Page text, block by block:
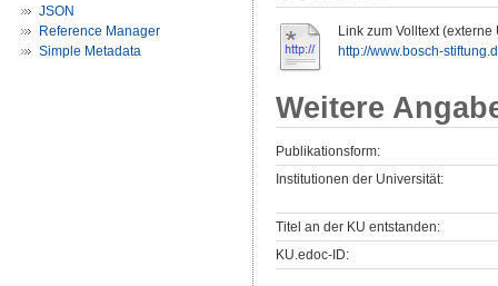
JSON
Reference Manager
Simple Metadata
Link zum Volltext (externe
http://www.bosch-
Weitere
Publikationsform:
Institutionen der Universität:
Titel an der KU entstanden:
KU.edoc-ID: